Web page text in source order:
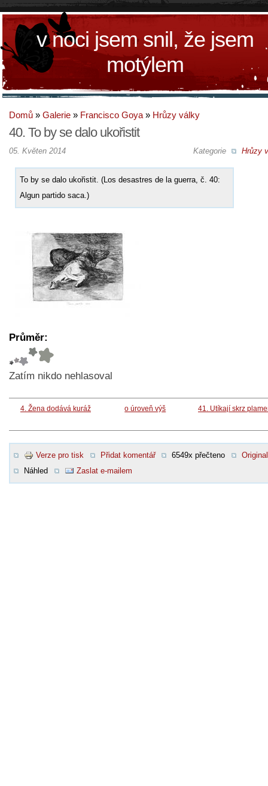
v noci jsem snil, že jsem
motýlem
Domů » Galerie » Francisco Goya » Hrůzy války
40. To by se dalo ukořistit
Kategorie Hrůzy
05. Květen 2014
To by se dalo ukořistit. (Los desastres de la guerra, č. 40:
Algun partido saca.)
Průměr:
Zatím nikdo nehlasoval
4. Žena dodává kuráž o úroveň výš 41. Utíkají skrz
Verze pro tisk Přidat komentář 6549x přečteno
Original
Náhled
Zaslat e-mailem